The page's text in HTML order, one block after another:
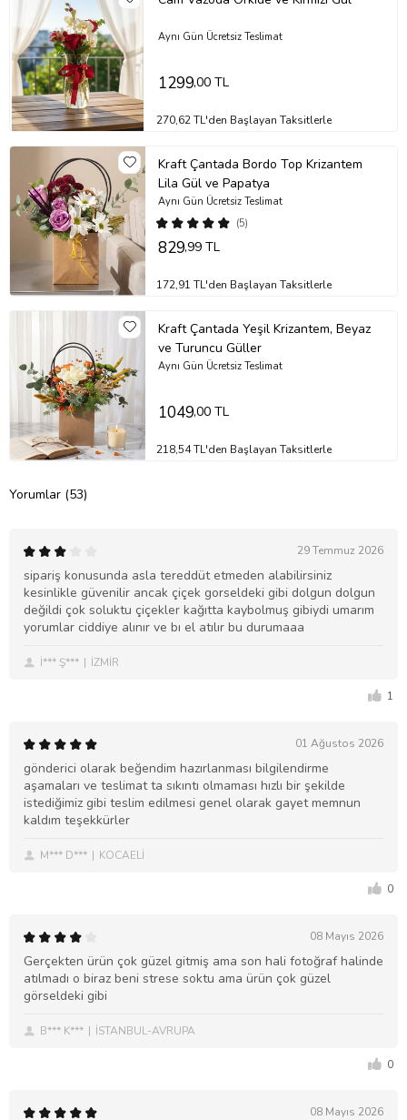
Aynı Gün Ücretsiz Teslimat
1299,00 TL
270,62 TL'den Başlayan Taksitlerle
Kraft Çantada Bordo Top Krizantem
Lila Gül ve Papatya
(5)
Aynı Gün Ücretsiz Teslimat
829,99 TL
172,91 TL'den Başlayan Taksitlerle
Kraft Çantada Yeşil Krizantem, Beyaz
ve Turuncu Güller
Aynı Gün Ücretsiz Teslimat
1049,00 TL
218,54 TL'den Başlayan Taksitlerle
Yorumlar (53)
29 Temmuz 2026
sipariş konusunda asla tereddüt etmeden alabilirsiniz
kesinlikle güvenilir ancak çiçek gorseldeki gibi dolgun dolgun
değildi çok soluktu çiçekler kağıtta kaybolmuş gibiydi umarım
yorumlar ciddiye alınır ve bı el atılır bu durumaaa
İ*** Ş*** İZMİR
1
01 Ağustos 2026
gönderici olarak beğendim hazırlanması bilgilendirme
aşamaları ve teslimat ta sıkıntı olmaması hızlı bir şekilde
istediğimiz gibi teslim edilmesi genel olarak gayet memnun
kaldım teşekkürler
M*** D*** KOCAELİ
0
08 Mayıs 2026
Gerçekten ürün çok güzel gitmiş ama son hali fotoğraf halinde
atılmadı o biraz beni strese soktu ama ürün çok güzel
görseldeki gibi
B*** K*** İSTANBUL-AVRUPA
0
08 Mayıs 2026